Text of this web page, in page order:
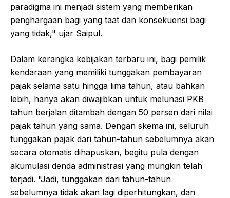
paradigma ini menjadi sistem yang memberikan
penghargaan bagi yang taat dan konsekuensi bagi
yang tidak," ujar Saipul.
Dalam kerangka kebijakan terbaru ini, bagi pemilik
kendaraan yang memiliki tunggakan pembayaran
pajak selama satu hingga lima tahun, atau bahkan
lebih, hanya akan diwajibkan untuk melunasi PKB
tahun berjalan ditambah dengan 50 persen dari nilai
pajak tahun yang sama. Dengan skema ini, seluruh
tunggakan pajak dari tahun-tahun sebelumnya akan
secara otomatis dihapuskan, begitu pula dengan
akumulasi denda administrasi yang mungkin telah
terjadi. "Jadi, tunggakan dari tahun-tahun
sebelumnya tidak akan lagi diperhitungkan, dan